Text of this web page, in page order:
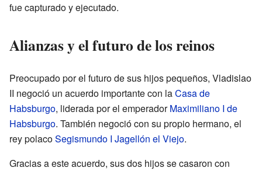
fue capturado y ejecutado.
Alianzas y el futuro de los reinos
Preocupado por el futuro de sus hijos pequeños, Vladislao
II negoció un acuerdo importante con laCasa de
Habsburgo, liderada por el emperadorMaximiliano I de
Habsburgo. También negoció con su propio hermano, el
rey polacoSegismundo I Jagellón el Viejo.
Gracias a este acuerdo, sus dos hijos se casaron con